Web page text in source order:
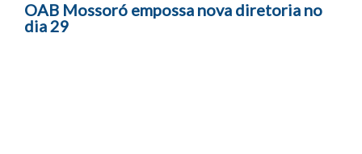
OAB Mossoró empossa nova diretoria no
dia 29